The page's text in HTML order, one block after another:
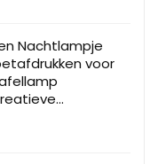
Nachtlampje
voor